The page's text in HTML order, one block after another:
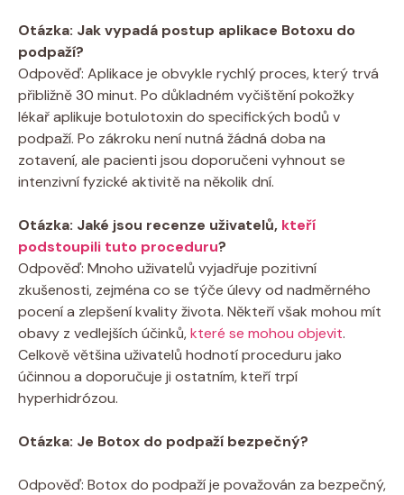
Otázka: Jak ‍vypadá postup ​aplikace ​Botoxu do
podpaží?
Odpověď: Aplikace ‌je obvykle rychlý proces,‍ který trvá
přibližně 30 minut. Po‍ důkladném vyčištění pokožky
‌lékař⁢ aplikuje botulotoxin‍ do specifických bodů v ​
podpaží. Po zákroku není nutná⁢ žádná doba na⁢
zotavení, ale pacienti jsou ⁣doporučeni vyhnout se
intenzivní fyzické aktivitě na několik dní.
Otázka:​ Jaké jsou ⁤recenze ⁤uživatelů, ⁤ kteří
podstoupili tuto proceduru?
Odpověď: Mnoho uživatelů‍ vyjadřuje pozitivní ​
zkušenosti, zejména co se ‌týče úlevy od nadměrného
pocení a zlepšení kvality života. ‌Někteří ⁤však‍ mohou mít
obavy z vedlejších ​účinků,které se mohou objevit. ​
Celkově​ většina ⁣uživatelů hodnotí proceduru jako
účinnou​ a doporučuje ji ​ostatním, kteří trpí‌
hyperhidrózou.
Otázka: Je ⁤Botox do podpaží bezpečný?
Odpověď: Botox do ⁢podpaží ​je považován za‍ bezpečný,